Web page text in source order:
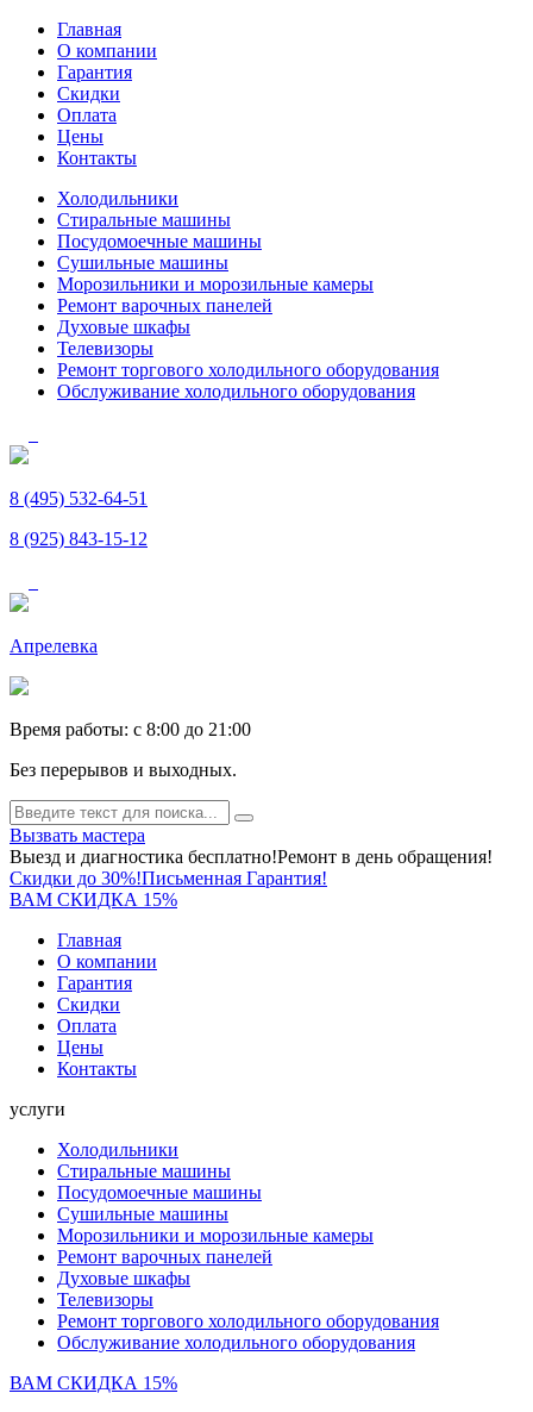
Главная
О компании
Гарантия
Скидки
Оплата
Цены
Контакты
Холодильники
Стиральные машины
Посудомоечные машины
Сушильные машины
Морозильники и морозильные камеры
Ремонт варочных панелей
Духовые шкафы
Телевизоры
Ремонт торгового холодильного оборудования
Обслуживание холодильного оборудования
8 (495) 532-64-51
8 (925) 843-15-12
Апрелевка
Время работы: c 8:00 до 21:00
Без перерывов и выходных.
Вызвать мастера
Выезд и диагностика бесплатно!Ремонт в день обращения!
Скидки до 30%!Письменная Гарантия!
ВАМ СКИДКА 15%
Главная
О компании
Гарантия
Скидки
Оплата
Цены
Контакты
услуги
Холодильники
Стиральные машины
Посудомоечные машины
Сушильные машины
Морозильники и морозильные камеры
Ремонт варочных панелей
Духовые шкафы
Телевизоры
Ремонт торгового холодильного оборудования
Обслуживание холодильного оборудования
ВАМ СКИДКА 15%